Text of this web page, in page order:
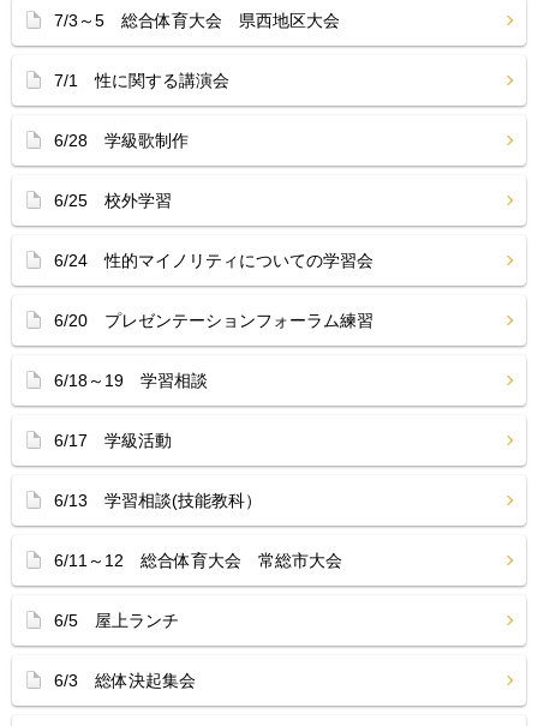
7/3～5 総合体育大会 県西地区大会
7/1 性に関する講演会
6/28 学級歌制作
6/25 校外学習
6/24 性的マイノリティについての学習会
6/20 プレゼンテーションフォーラム練習
6/18～19 学習相談
6/17 学級活動
6/13 学習相談(技能教科）
6/11～12 総合体育大会 常総市大会
6/5 屋上ランチ
6/3 総体決起集会